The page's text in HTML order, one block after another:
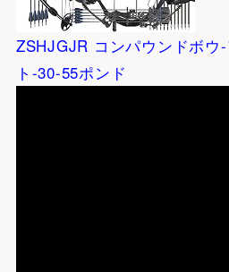
ZSHJGJR コンパウンドボウ
ト-30-55ポンド